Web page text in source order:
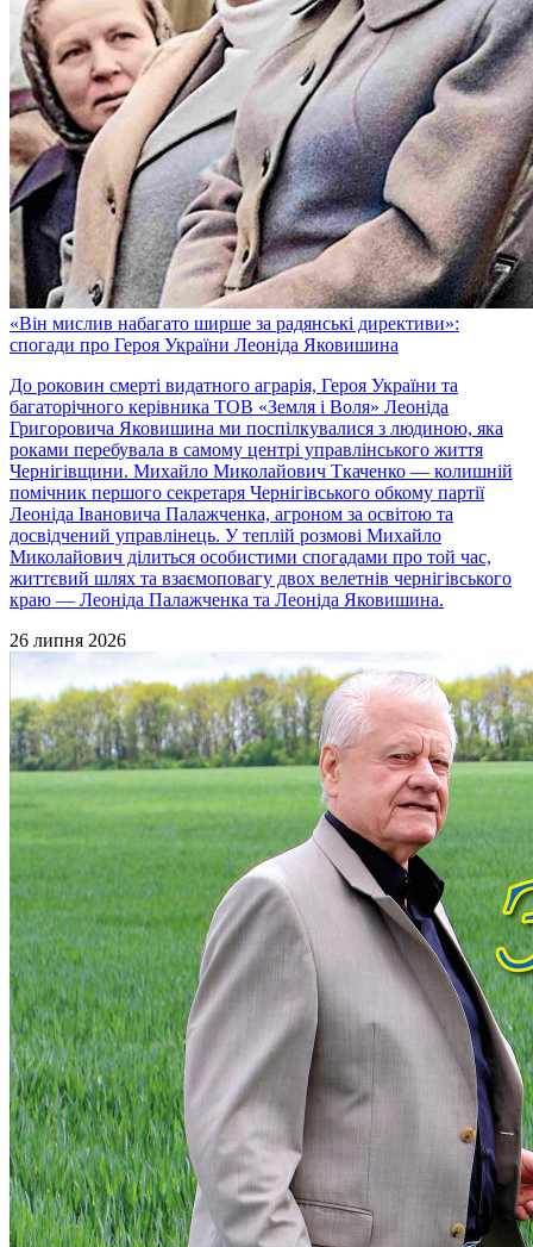
«Він мислив набагато ширше за радянські директиви»:
спогади про Героя України Леоніда Яковишина
До роковин смерті видатного аграрія, Героя України та
багаторічного керівника ТОВ «Земля і Воля» Леоніда
Григоровича Яковишина ми поспілкувалися з людиною, яка
роками перебувала в самому центрі управлінського життя
Чернігівщини. Михайло Миколайович Ткаченко — колишній
помічник першого секретаря Чернігівського обкому партії
Леоніда Івановича Палажченка, агроном за освітою та
досвідчений управлінець. У теплій розмові Михайло
Миколайович ділиться особистими спогадами про той час,
життєвий шлях та взаємоповагу двох велетнів чернігівського
краю — Леоніда Палажченка та Леоніда Яковишина.
26 липня 2026